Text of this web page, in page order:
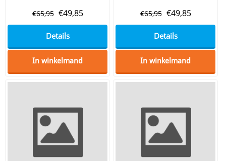
€65,95 €49,85
Details
In winkelmand
€65,95 €49,85
Details
In winkelmand